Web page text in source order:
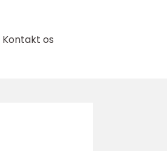
Kontakt os